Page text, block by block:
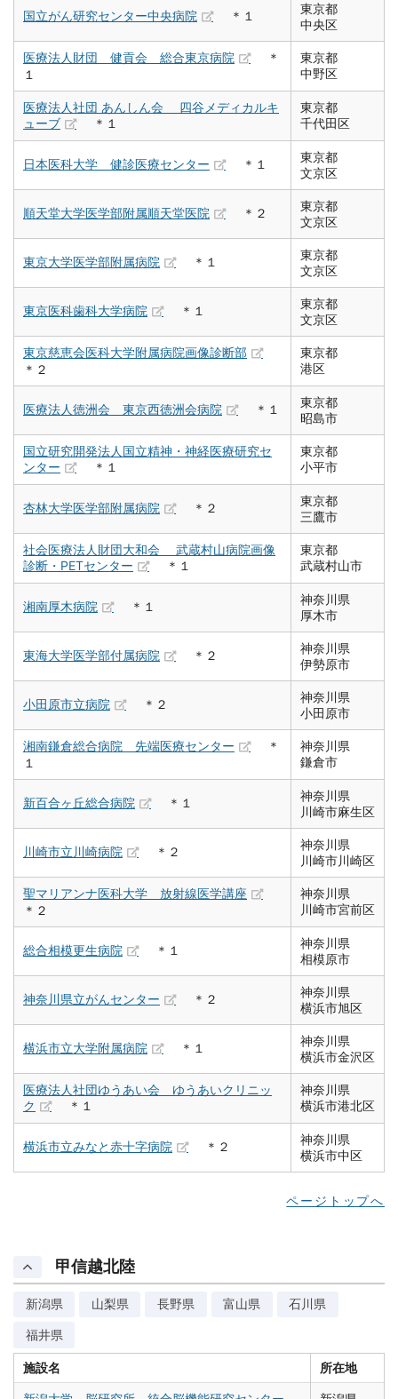
国立がん研究センター中央病院 ＊１
東京都
中央区
医療法人財団 健貢会 総合東京病院
＊
１
東京都
中野区
医療法人社団 あんしん会 四谷メディカルキ
ューブ
＊１
東京都
千代田区
日本医科大学 健診医療センター ＊１
東京都
文京区
順天堂大学医学部附属順天堂医院 ＊２
東京都
文京区
東京大学医学部附属病院 ＊１
東京都
文京区
東京医科歯科大学病院 ＊１
東京都
文京区
東京慈恵会医科大学附属病院画像診断部
＊２
東京都
港区
医療法人徳洲会 東京西徳洲会病院 ＊１
東京都
昭島市
国立研究開発法人国立精神・神経医療研究セ
ンター
＊１
東京都
小平市
杏林大学医学部附属病院 ＊２
東京都
三鷹市
社会医療法人財団大和会 武蔵村山病院画像
診断・PETセンター
＊１
東京都
武蔵村山市
湘南厚木病院 ＊１
神奈川県
厚木市
東海大学医学部付属病院 ＊２
神奈川県
伊勢原市
小田原市立病院 ＊２
神奈川県
小田原市
湘南鎌倉総合病院 先端医療センター
＊
１
神奈川県
鎌倉市
新百合ヶ丘総合病院 ＊１
神奈川県
川崎市麻生区
川崎市立川崎病院 ＊２
神奈川県
川崎市川崎区
聖マリアンナ医科大学 放射線医学講座
＊２
神奈川県
川崎市宮前区
総合相模更生病院 ＊１
神奈川県
相模原市
神奈川県立がんセンター ＊２
神奈川県
横浜市旭区
横浜市立大学附属病院 ＊１
神奈川県
横浜市金沢区
医療法人社団ゆうあい会 ゆうあいクリニッ
ク
＊１
神奈川県
横浜市港北区
横浜市立みなと赤十字病院 ＊２
神奈川県
横浜市中区
ページトップへ
甲信越北陸
新潟県 山梨県 長野県 富山県 石川県
福井県
施設名 所在地